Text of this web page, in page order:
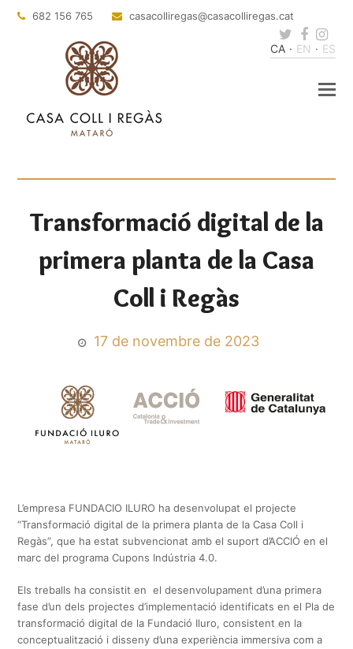
682 156 765 casacolliregas@casacolliregas.cat
Twitter
CA EN ES
Transformació digital de la
primera planta de la Casa
Coll i Regàs
17 de novembre de 2023
L’empresa FUNDACIO ILURO ha desenvolupat el projecte
“Transformació digital de la primera planta de la Casa Coll i
Regàs”, que ha estat subvencionat amb el suport d’ACCIÓ en el
marc del programa Cupons Indústria 4.0.
Els treballs ha consistit en el desenvolupament d’una primera
fase d’un dels projectes d’implementació identificats en el Pla de
transformació digital de la Fundació Iluro, consistent en la
conceptualització i disseny d’una experiència immersiva com a